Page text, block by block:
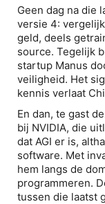
Geen dag na die
versie 4:
geld, deels
source. Tegelijk
startup Manus
veiligheid. Het
kennis verlaat
En dan, te gast
bij NVIDIA, die
dat AGI er is,
software. Met
hem langs de
programmeren.
tussen die laatst